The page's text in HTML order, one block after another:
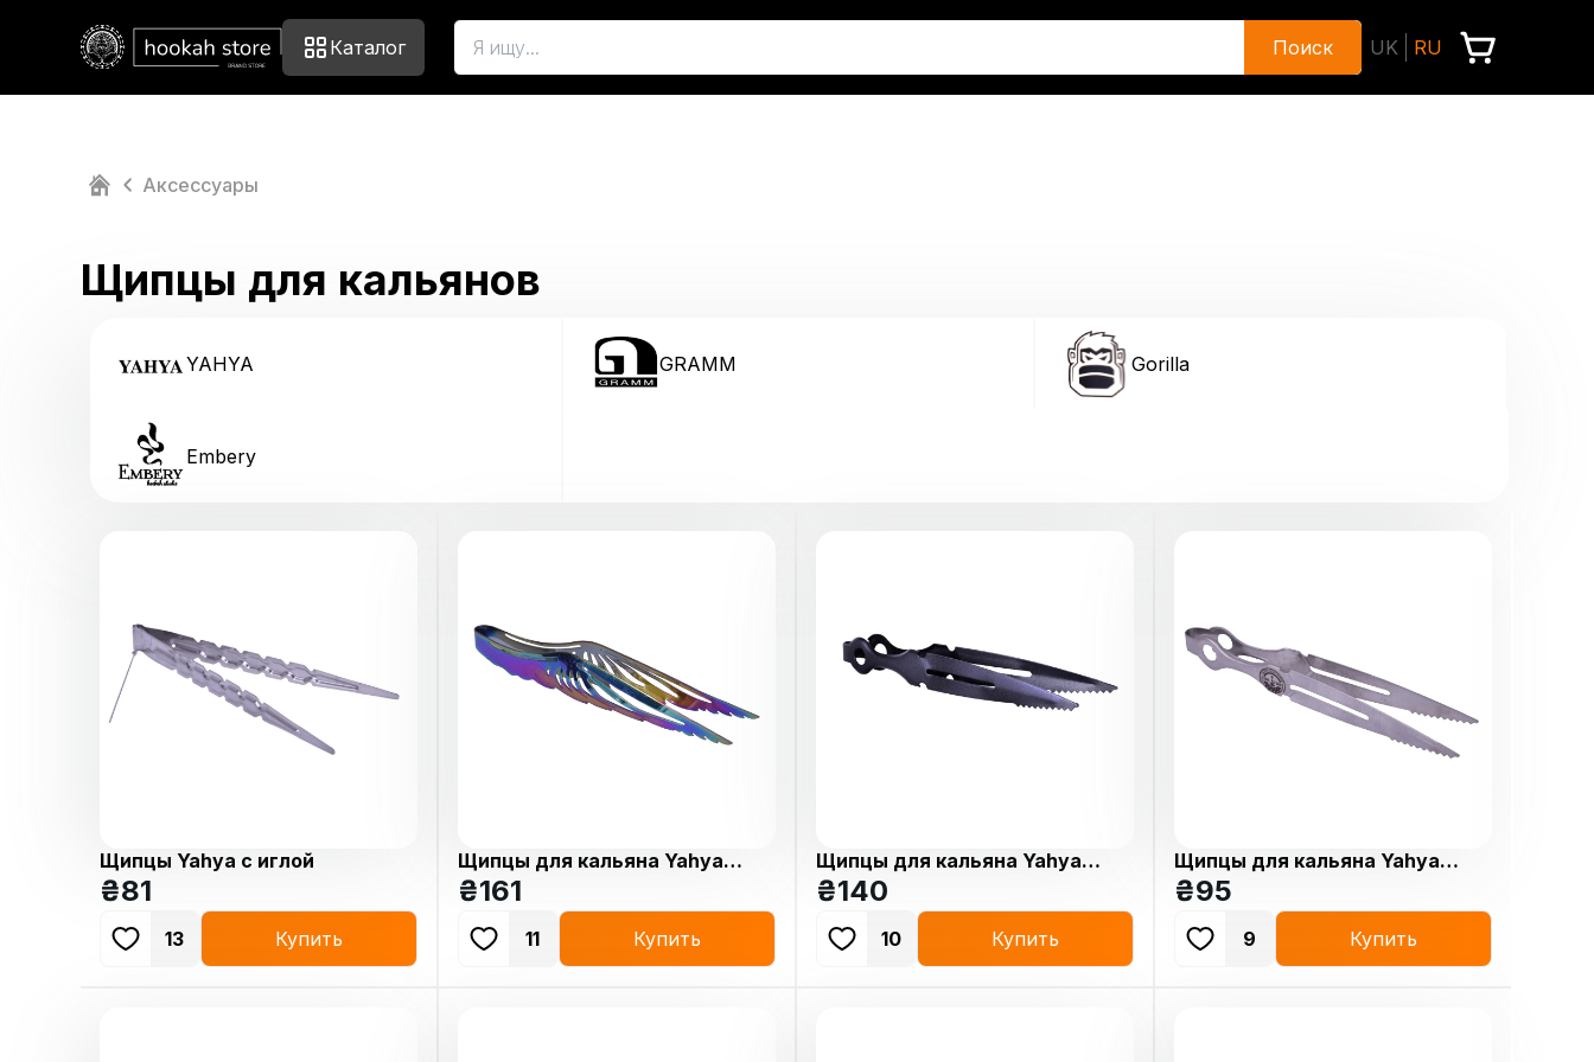
Каталог Поиск UK RU
Аксессуары
Щипцы для кальянов
YAHYA GRAMM Gorilla
Embery
Щипцы Yahya c иглой
₴81
13 Купить
Щипцы для кальяна Yahya
Sky Chameleon
₴161
11 Купить
Щипцы для кальяна Yahya
ASRT Black Matt
₴140
10 Купить
Щипцы для кальяна Yahya
ASRT Silver
₴95
9 Купить